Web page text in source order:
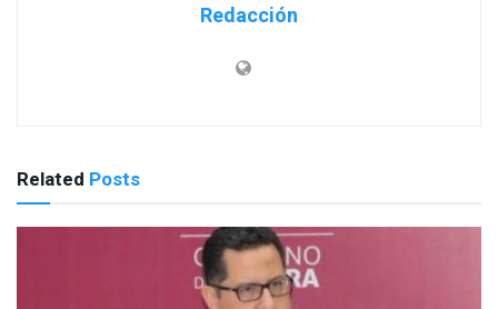
Redacción
Related Posts